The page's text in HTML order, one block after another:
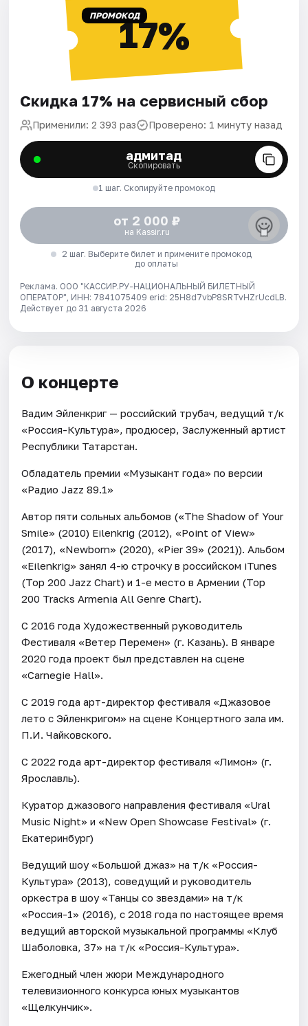
ПРОМОКОД17%
Скидка 17% на сервисный сбор
Применили: 2 393 раз Проверено: 1 минуту назад
адмитад
Скопировать
1 шаг. Скопируйте промокод
от 2 000 ₽
на Kassir.ru
2 шаг. Выберите билет и примените промокод
до оплаты
Реклама. ООО "КАССИР.РУ-НАЦИОНАЛЬНЫЙ БИЛЕТНЫЙ
ОПЕРАТОР", ИНН: 7841075409 erid: 25H8d7vbP8SRTvHZrUcdLB.
Действует до 31 августа 2026
О концерте
Вадим Эйленкриг — российский трубач, ведущий т/к
«Россия-Культура», продюсер, Заслуженный артист
Республики Татарстан.
Обладатель премии «Музыкант года» по версии
«Радио Jazz 89.1»
Автор пяти сольных альбомов («The Shadow of Your
Smile» (2010) Eilenkrig (2012), «Point of View»
(2017), «Newborn» (2020), «Pier 39» (2021)). Альбом
«Eilenkrig» занял 4-ю строчку в российском iTunes
(Top 200 Jazz Chart) и 1-е место в Армении (Top
200 Tracks Armenia All Genre Chart).
С 2016 года Художественный руководитель
Фестиваля «Ветер Перемен» (г. Казань). В январе
2020 года проект был представлен на сцене
«Carnegie Hall».
С 2019 года арт-директор фестиваля «Джазовое
лето с Эйленкригом» на сцене Концертного зала им.
П.И. Чайковского.
С 2022 года арт-директор фестиваля «Лимон» (г.
Ярославль).
Куратор джазового направления фестиваля «Ural
Music Night» и «New Open Showcase Festival» (г.
Екатеринбург)
Ведущий шоу «Большой джаз» на т/к «Россия-
Культура» (2013), соведущий и руководитель
оркестра в шоу «Танцы со звездами» на т/к
«Россия-1» (2016), с 2018 года по настоящее время
ведущий авторской музыкальной программы «Клуб
Шаболовка, 37» на т/к «Россия-Культура».
Ежегодный член жюри Международного
телевизионного конкурса юных музыкантов
«Щелкунчик».